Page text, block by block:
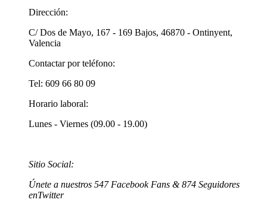
Dirección:
C/ Dos de Mayo, 167 - 169 Bajos, 46870 - Ontinyent,
Valencia
Contactar por teléfono:
Tel: 609 66 80 09
Horario laboral:
Lunes - Viernes (09.00 - 19.00)
Sitio Social:
Únete a nuestros 547 Facebook Fans &874 Seguidores
enTwitter